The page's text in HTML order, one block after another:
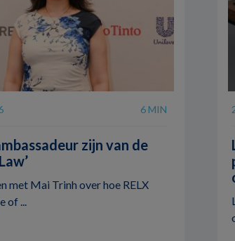
6 MIN
zijn van de
met Mai Trinh over hoe RELX
of ...